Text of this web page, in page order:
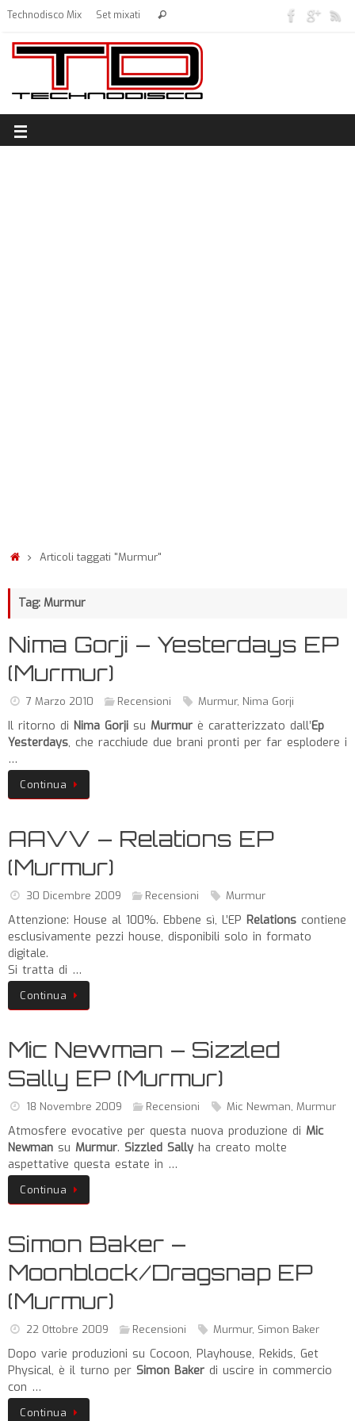
Technodisco Mix Set mixati
Articoli taggati "Murmur"
Tag: Murmur
Nima Gorji – Yesterdays EP
(Murmur)
7 Marzo 2010 Recensioni Murmur, Nima Gorji
Il ritorno di Nima Gorji su Murmur è caratterizzato dall’Ep
Yesterdays, che racchiude due brani pronti per far esplodere i
…
Continua
AAVV – Relations EP
(Murmur)
30 Dicembre 2009 Recensioni Murmur
Attenzione: House al 100%. Ebbene sì, L’EP Relations contiene
esclusivamente pezzi house, disponibili solo in formato
digitale.
Si tratta di …
Continua
Mic Newman – Sizzled
Sally EP (Murmur)
18 Novembre 2009 Recensioni Mic Newman, Murmur
Atmosfere evocative per questa nuova produzione di Mic
Newman su Murmur. Sizzled Sally ha creato molte
aspettative questa estate in …
Continua
Simon Baker –
Moonblock/Dragsnap EP
(Murmur)
22 Ottobre 2009 Recensioni Murmur, Simon Baker
Dopo varie produzioni su Cocoon, Playhouse, Rekids, Get
Physical, è il turno per Simon Baker di uscire in commercio
con …
Continua